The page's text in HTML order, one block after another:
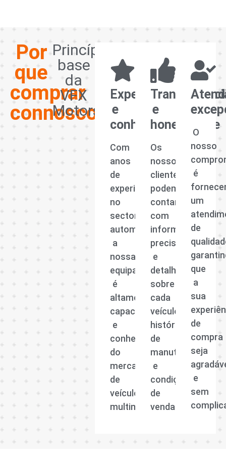
Por
que
comprar
connosco?
Princípios
base
da
VFX
Motors
Experiência
e
conhecimento
Com
anos
de
experiência
no
sector
automóvel,
a
nossa
equipa
é
altamente
capacitada
e
conhecedora
do
mercado
de
veículos
multimarcas.
e
honestidade
Os
nossos
clientes
podem
contar
com
informações
precisas
e
detalhadas
sobre
cada
veículo,
histórico
de
manutenção
e
condições
de
venda.
O
nosso
é
um
de
que
a
sua
de
compra
seja
e
sem